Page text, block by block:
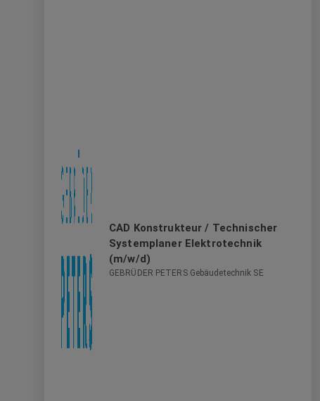
CAD Konstrukteur / Technischer
Systemplaner Elektrotechnik
(m/w/d)
GEBRÜDER PETERS Gebäudetechnik SE